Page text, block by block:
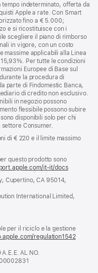
indeterminato, offerta da
Apple a rate. Con Smart
fino a € 5.000;
e si ricostituisce con i
scegliere il piano di rimborso
in vigore, con un costo
massime applicabili alla Linea
Per tutte le condizioni
Europee di Base sul
la procedura di
parte di Findomestic Banca,
di credito non esclusivo.
in negozio possono
flessibile possono subire
disponibili solo per chi
Consumer.
di € 220 e il limite massimo
questo prodotto sono
it-it/docs(si
finestra)
Cupertino, CA 95014,
International Limited,
per il riciclo e la gestione
regulation1542(si
A.E.E. AL NO.